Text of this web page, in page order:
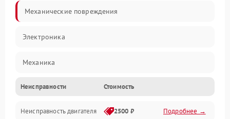
Механические повреждения
Электроника
Механика
Трансмиссия
Электропитание
Неисправности Стоимость
Неисправность двигателя 2500 ₽ Подробнее →